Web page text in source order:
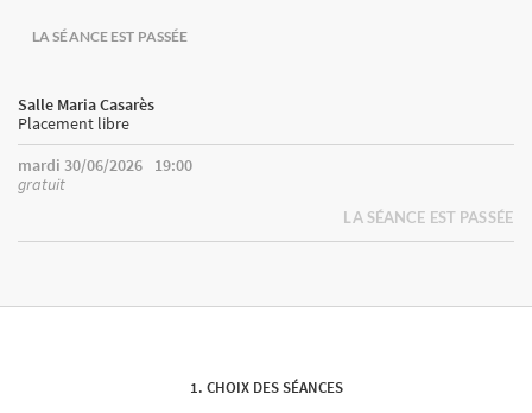
LA SÉANCE EST PASSÉE
Salle Maria Casarès
Placement libre
mardi 30/06/2026
19:00
gratuit
LA SÉANCE EST PASSÉE
CHOIX DES SÉANCES